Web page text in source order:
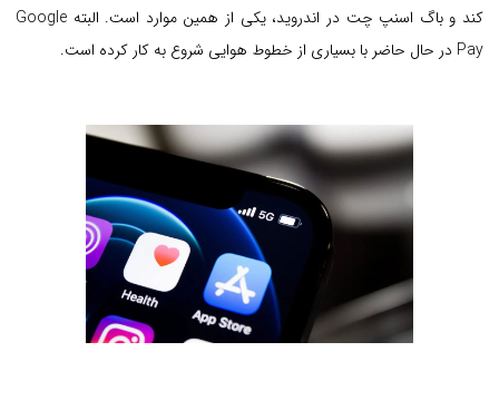
کند و باگ اسنپ چت در اندروید، یکی از همین موارد است. البته Google
Pay در حال حاضر با بسیاری از خطوط هوایی شروع به کار کرده است.